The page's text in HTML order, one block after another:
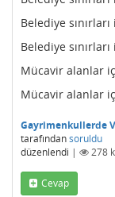
Belediye
Belediye
Mücavir alanlar
Mücavir alanlar
Gayrimenkullerde
tarafındansoruldu
düzenlendi | 278
Cevap